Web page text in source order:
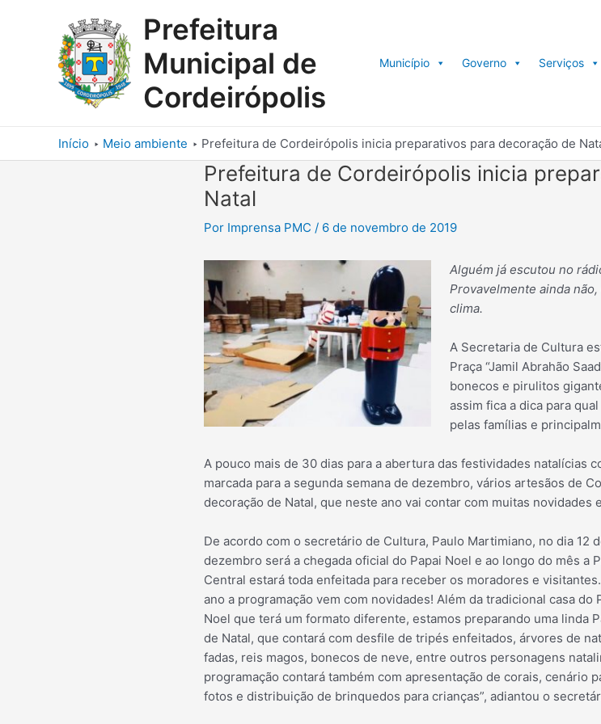
Prefeitura
Municipal de
Cordeirópolis
Município Governo Serviços
Início Meio ambiente Prefeitura de Cordeirópolis inicia preparativos para decoração de
Prefeitura de Cordeirópolis inicia
Natal
Por Imprensa PMC / 6 de novembro de 2019
Alguém já escutou no
Provavelmente ainda
clima.
A Secretaria de Cultura
Praça “Jamil Abrahão
bonecos e pirulitos
assim fica a dica para qual
pelas famílias e
A pouco mais de 30 dias para a abertura das festividades natalícias
marcada para a segunda semana de dezembro, vários artesãos de
decoração de Natal, que neste ano vai contar com muitas novidades
De acordo com o secretário de Cultura, Paulo Martimiano, no dia 12
dezembro será a chegada oficial do Papai Noel e ao longo do mês a
Central estará toda enfeitada para receber os moradores e visitantes.
ano a programação vem com novidades! Além da tradicional casa do
Noel que terá um formato diferente, estamos preparando uma linda
de Natal, que contará com desfile de tripés enfeitados, árvores de
fadas, reis magos, bonecos de neve, entre outros personagens
programação contará também com apresentação de corais, cenário
fotos e distribuição de brinquedos para crianças”, adiantou o